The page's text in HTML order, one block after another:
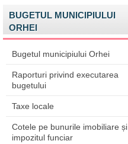
BUGETUL MUNICIPIULUI
ORHEI
Bugetul municipiului Orhei
Raporturi privind executarea
bugetului
Taxe locale
Cotele pe bunurile imobiliare și
impozitul funciar